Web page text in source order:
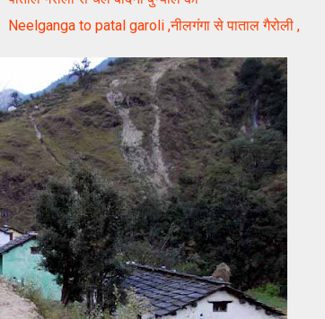
Neelganga to patal garoli ,नीलगंगा से पाताल गैरोली ,